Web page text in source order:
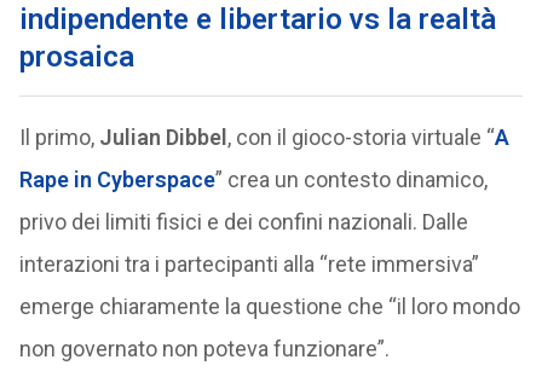
indipendente e libertario vs la realtà
prosaica
Il primo, Julian Dibbel , con il gioco-storia virtuale “A
Rape in Cyberspace” crea un contesto dinamico,
privo dei limiti fisici e dei confini nazionali. Dalle
interazioni tra i partecipanti alla “rete immersiva”
emerge chiaramente la questione che “il loro mondo
non governato non poteva funzionare”.